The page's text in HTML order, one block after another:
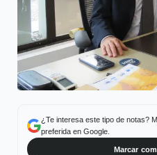
¿Te interesa este tipo de notas?
preferida en Google.
Marcar